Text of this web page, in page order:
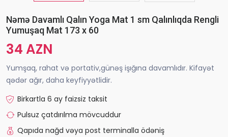
Nəmə Davamlı Qalın Yoga Mat 1 sm Qalınlıqda Rengli
Yumuşaq Mat 173 x 60
34 AZN
Yumşaq, rahat və portativ,günəş işığına davamlıdır. Kifayət
qədər ağır, daha keyfiyyətlidir.
Birkartla 6 ay faizsiz taksit
Pulsuz çatdırılma mövcuddur
Qapıda nağd vəya post terminalla ödəniş